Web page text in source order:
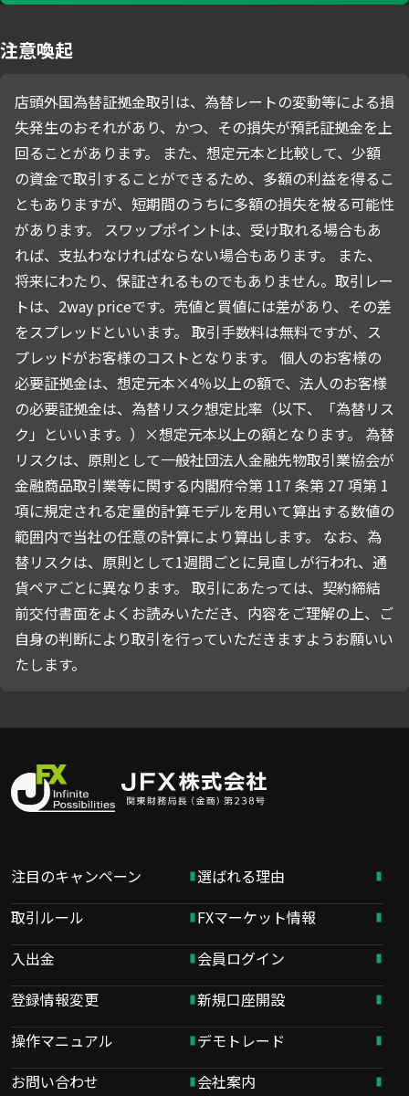
注意喚起
店頭外国為替証拠金取引は、為替レートの変動等による損
失発生のおそれがあり、かつ、その損失が預託証拠金を上
回ることがあります。 また、想定元本と比較して、少額
の資金で取引することができるため、多額の利益を得るこ
ともありますが、短期間のうちに多額の損失を被る可能性
があります。 スワップポイントは、受け取れる場合もあ
れば、支払わなければならない場合もあります。 また、
将来にわたり、保証されるものでもありません。取引レー
トは、2way priceです。売値と買値には差があり、その差
をスプレッドといいます。 取引手数料は無料ですが、ス
プレッドがお客様のコストとなります。 個人のお客様の
必要証拠金は、想定元本×4％以上の額で、法人のお客様
の必要証拠金は、為替リスク想定比率（以下、「為替リス
ク」といいます。）×想定元本以上の額となります。 為替
リスクは、原則として一般社団法人金融先物取引業協会が
金融商品取引業等に関する内閣府令第 117 条第 27 項第 1
項に規定される定量的計算モデルを用いて算出する数値の
範囲内で当社の任意の計算により算出します。 なお、為
替リスクは、原則として1週間ごとに見直しが行われ、通
貨ペアごとに異なります。 取引にあたっては、契約締結
前交付書面をよくお読みいただき、内容をご理解の上、ご
自身の判断により取引を行っていただきますようお願いい
たします。
注目のキャンペーン
選ばれる理由
取引ルール
FXマーケット情報
入出金
会員ログイン
登録情報変更
新規口座開設
操作マニュアル
デモトレード
お問い合わせ
会社案内